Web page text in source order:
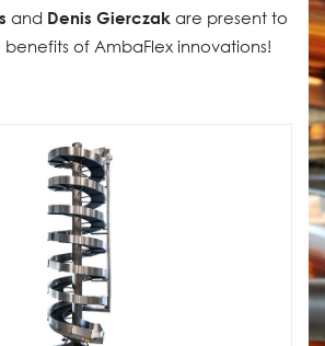
and Denis Gierczak are present to
of AmbaFlex innovations!